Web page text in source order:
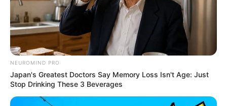
spotyka na swojej drodze Alana, przeżywającego ten sam
metafizyczny fenomen.
NEUROMIND PRO
Japan's Greatest Doctors Say Memory Loss Isn't Age: Just
Stop Drinking These 3 Beverages